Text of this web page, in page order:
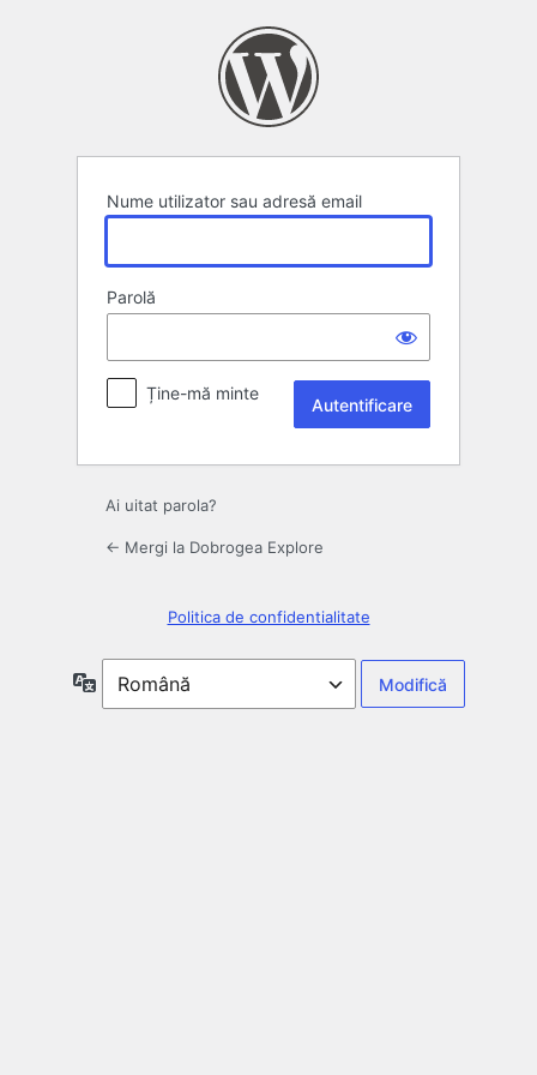
Nume utilizator sau adresă email
Parolă
Ține-mă minte
Ai uitat parola?
← Mergi la Dobrogea Explore
Politica de confidentialitate
Limbă